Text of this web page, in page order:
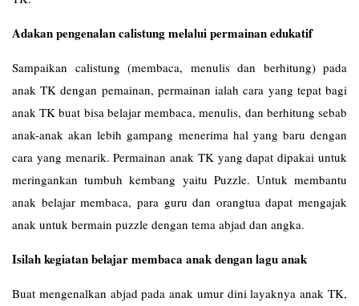
Adakan pengenalan calistung melalui permainan edukatif
Sampaikan calistung (membaca, menulis dan berhitung) pada
anak TK dengan pemainan, permainan ialah cara yang tepat bagi
anak TK buat bisa belajar membaca, menulis, dan berhitung sebab
anak-anak akan lebih gampang menerima hal yang baru dengan
cara yang menarik. Permainan anak TK yang dapat dipakai untuk
meringankan tumbuh kembang yaitu Puzzle. Untuk membantu
anak belajar membaca, para guru dan orangtua dapat mengajak
anak untuk bermain puzzle dengan tema abjad dan angka.
Isilah kegiatan belajar membaca anak dengan lagu anak
Buat mengenalkan abjad pada anak umur dini layaknya anak TK,